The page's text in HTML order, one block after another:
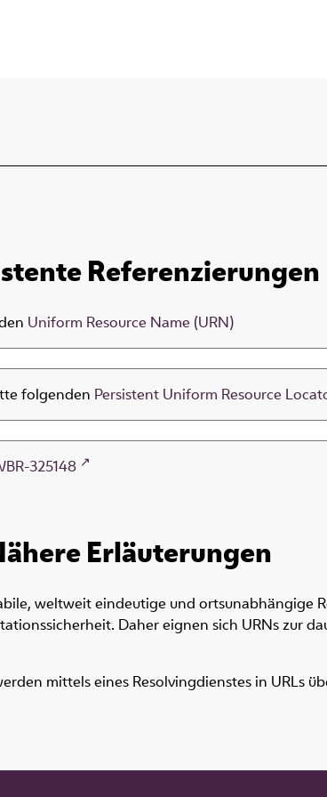
Referenzierungen
Uniform Resource Name (URN)
folgenden Persistent Uniform Resource
325148
Erläuterungen
weltweit eindeutige und ortsunabhängige
Daher eignen sich URNs zur
mittels eines Resolvingdienstes in URLs